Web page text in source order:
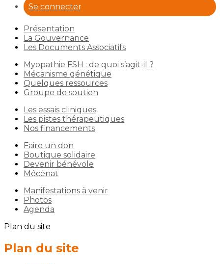
Se connecter
Présentation
La Gouvernance
Les Documents Associatifs
Myopathie FSH : de quoi s’agit-il ?
Mécanisme génétique
Quelques ressources
Groupe de soutien
Les essais cliniques
Les pistes thérapeutiques
Nos financements
Faire un don
Boutique solidaire
Devenir bénévole
Mécénat
Manifestations à venir
Photos
Agenda
Plan du site
Plan du site